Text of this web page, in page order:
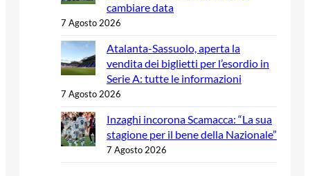
cambiare data
7 Agosto 2026
Atalanta-Sassuolo, aperta la
vendita dei biglietti per l’esordio in
Serie A: tutte le informazioni
7 Agosto 2026
Inzaghi incorona Scamacca: “La sua
stagione per il bene della Nazionale”
7 Agosto 2026